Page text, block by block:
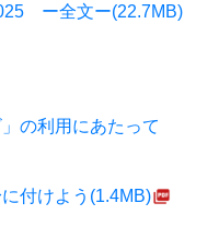
ー全文ー(22.7MB)
の利用にあたって
付けよう(1.4MB)